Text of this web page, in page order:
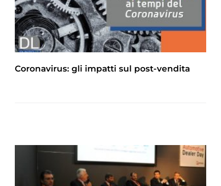
Coronavirus: gli impatti sul post-vendita